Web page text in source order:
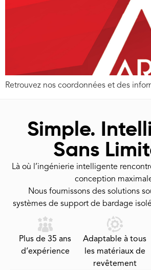
Retrouvez nos coordonnées et des
Simple.
Sans
Là où l’ingénierie intelligente
conception
Nous fournissons des solutions
systèmes de support de bardage
Plus de 35 ans
d’expérience
Adaptable à tous
les matériaux de
revêtement